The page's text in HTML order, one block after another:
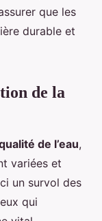
que les
durable et
de la
de l’eau,
variées et
un survol des
qui